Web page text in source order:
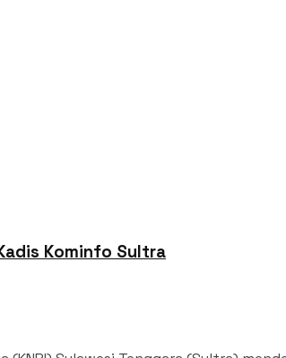
Kominfo Sultra